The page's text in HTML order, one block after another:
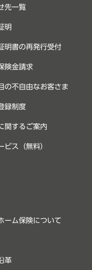
先一覧
明
明書の再発行受付
険金請求
の不自由なお客さま
録制度
関するご案内
ビス（無料）
ーム保険について
革